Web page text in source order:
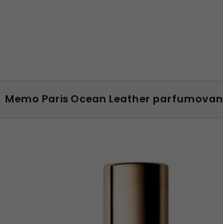
Memo Paris Ocean Leather